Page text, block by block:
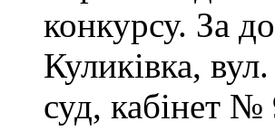
конкурсу. За
Куликівка,
суд, кабінет